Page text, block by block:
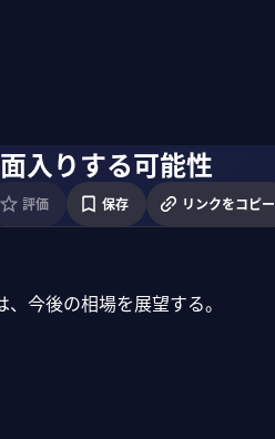
入りする可能性
評価 保存 リンクをコピー
今後の相場を展望する。